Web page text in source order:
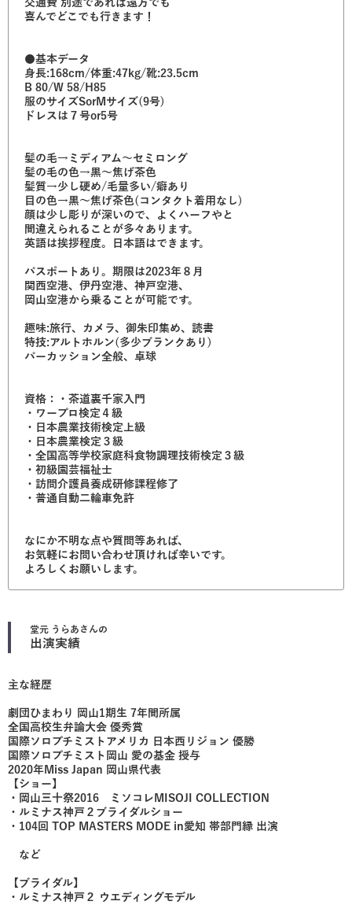
交通費 別途であれば遠方でも
喜んでどこでも行きます！
●基本データ
身長:168cm/体重:47kg/靴:23.5cm
B 80/W 58/H85
服のサイズSorMサイズ(9号)
ドレスは７号or5号
髪の毛→ミディアム〜セミロング
髪の毛の色→黒〜焦げ茶色
髪質→少し硬め/毛量多い/癖あり
目の色→黒〜焦げ茶色(コンタクト着用なし)
顔は少し彫りが深いので、よくハーフやと
間違えられることが多々あります。
英語は挨拶程度。日本語はできます。
パスポートあり。期限は2023年８月
関西空港、伊丹空港、神戸空港、
岡山空港から乗ることが可能です。
趣味:旅行、カメラ、御朱印集め、読書
特技:アルトホルン(多少ブランクあり)
パーカッション全般、卓球
資格：・茶道裏千家入門
・ワープロ検定４級
・日本農業技術検定上級
・日本農業検定３級
・全国高等学校家庭科食物調理技術検定３級
・初級園芸福祉士
・訪問介護員養成研修課程修了
・普通自動二輪車免許
なにか不明な点や質問等あれば、
お気軽にお問い合わせ頂ければ幸いです。
よろしくお願いします。
堂元 うらあ さんの
出演実績
主な経歴
劇団ひまわり 岡山1期生 7年間所属
全国高校生弁論大会 優秀賞
国際ソロプチミストアメリカ 日本西リジョン 優勝
国際ソロプチミスト岡山 愛の基金 授与
2020年Miss Japan 岡山県代表
【ショー】
・岡山三十祭2016 ミソコレMISOJI COLLECTION
​・ルミナス神戸２ブライダルショー
・104回 TOP MASTERS MODE in愛知 帯部門縁 出演
など
【ブライダル】
・​ルミナス神戸２ ウエディングモデル